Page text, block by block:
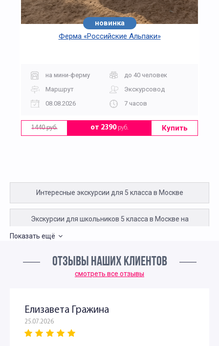
новинка
Ферма «Российские Альпаки»
на мини-ферму
до 40 человек
Маршрут
Экскурсовод
08.08.2026
7 часов
1440 руб. от 2390руб. Купить
Интересные экскурсии для 5 класса в Москве
Экскурсии для школьников 5 класса в Москве на
Экскурсии для школьников 5 класса на производство в
Интересные экскурсии для школьников 6 класса в
Показать ещё
ОТЗЫВЫ НАШИХ КЛИЕНТОВ
смотреть все отзывы
Елизавета Гражина
25.07.2026